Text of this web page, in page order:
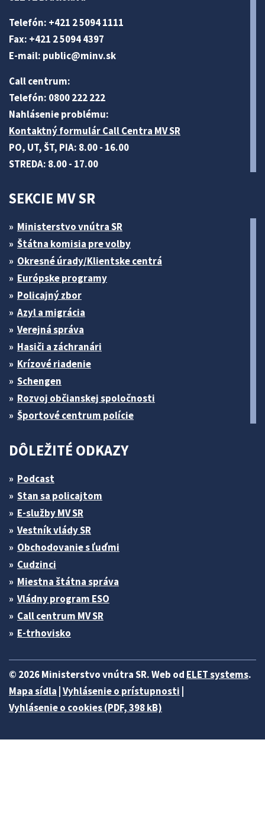
Telefón: +421 2 5094 1111
Fax: +421 2 5094 4397
E-mail: public@minv.sk
Call centrum:
Telefón: 0800 222 222
Nahlásenie problému:
Kontaktný formulár Call Centra MV SR
PO, UT, ŠT, PIA: 8.00 - 16.00
STREDA: 8.00 - 17.00
SEKCIE MV SR
Ministerstvo vnútra SR
Štátna komisia pre volby
Okresné úrady/Klientske centrá
Európske programy
Policajný zbor
Azyl a migrácia
Verejná správa
Hasiči a záchranári
Krízové riadenie
Schengen
Rozvoj občianskej spoločnosti
Športové centrum polície
DÔLEŽITÉ ODKAZY
Podcast
Stan sa policajtom
E-služby MV SR
Vestník vlády SR
Obchodovanie s ľuďmi
Cudzinci
Miestna štátna správa
Vládny program ESO
Call centrum MV SR
E-trhovisko
© 2026 Ministerstvo vnútra SR. Web od ELET systems.
Mapa sídla |Vyhlásenie o prístupnosti |
Vyhlásenie o cookies (PDF, 398 kB)